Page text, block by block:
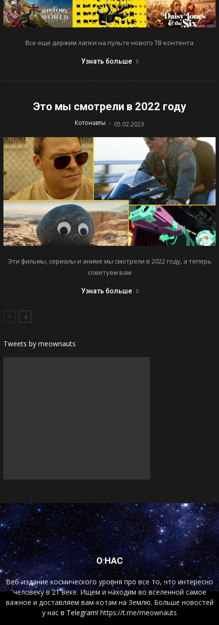
Все еще держим лапки на пульте нового ТВ-контента
Узнать больше
Это мы смотрели в 2022 году
Котонавты - 05.02.2023
Эти фильмы, сериалы и аниме мы смотрели в 2022 году, а теперь
советуем вам
Узнать больше
Tweets by meownauts
О НАС
Веб-издание космического уровня про все то, что интересно
человеку в 21 веке. Ищем и находим во вселенной самое
важное и доставляем вам-котам на Землю. Больше новостей
у нас в Telegram! https://t.me/meownauts